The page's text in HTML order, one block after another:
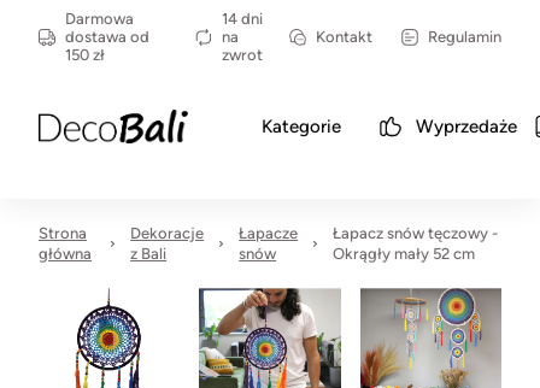
Darmowa
dostawa od
150 zł
14 dni
na
zwrot
Kontakt Regulamin
Kategorie Wyprzedaże
Strona
główna
Dekoracje
z Bali
Łapacze
snów
Łapacz snów tęczowy -
Okrągły mały 52 cm